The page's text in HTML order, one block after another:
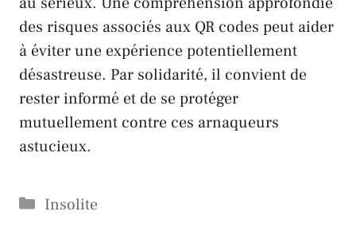
des risques associés aux QR codes peut aider
à éviter une expérience potentiellement
désastreuse. Par solidarité, il convient de
rester informé et de se protéger
mutuellement contre ces arnaqueurs
astucieux.
Catégories
Insolite